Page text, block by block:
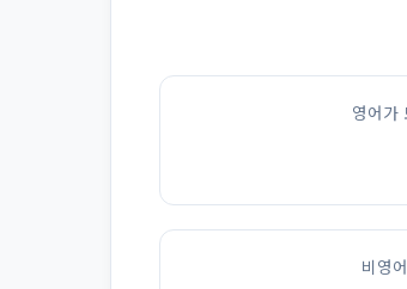
영어가
비영